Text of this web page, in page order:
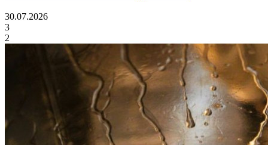
30.07.2026
3
2